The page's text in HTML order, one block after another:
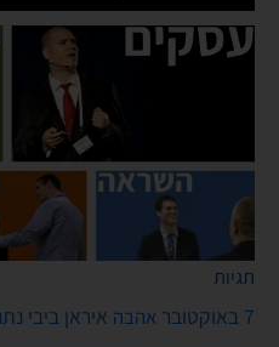
תגיות
7 באוקטובר אהבה איראן ביבי